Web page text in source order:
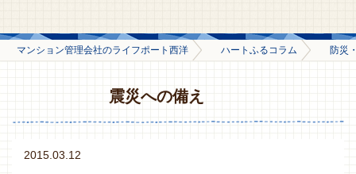
マンション管理会社のライフポート西洋 ハートふるコラム 防災
震災への備え
2015.03.12